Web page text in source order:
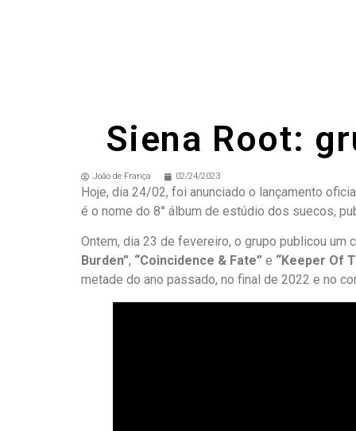
Siena Root:
João de França 02/24/2023
Hoje, dia 24/02, foi anunciado o lançamento
é o nome do 8° álbum de estúdio dos suecos,
Ontem, dia 23 de fevereiro, o grupo publicou um
Burden”, “Coincidence & Fate” e “Keeper Of
metade do ano passado, no final de 2022 e no